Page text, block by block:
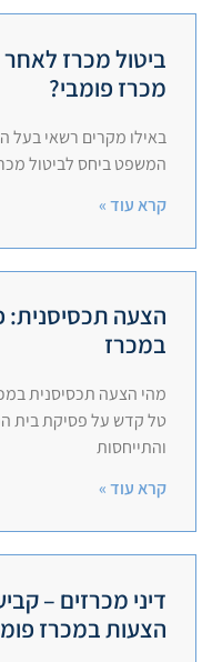
ביטול מכרז לאחר
מכרז פומבי?
באילו מקרים רשאי
המשפט ביחס לביטול
קרא עוד »
הצעה תכסיסנית:
במכרז
מהי הצעה תכסיסנית
טל קדש על פסיקת בית
והתייחסות
קרא עוד »
דיני מכרזים –
הצעות במכרז